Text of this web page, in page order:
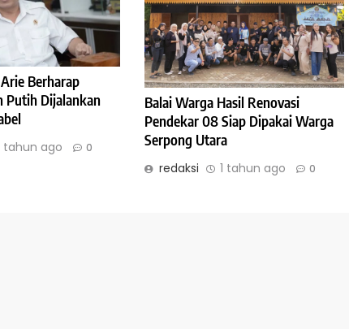
Berharap
Putih Dijalankan
tahun ago 0
Balai Warga Hasil Renovasi
Pendekar 08 Siap Dipakai Warga
Serpong Utara
redaksi 1 tahun ago 0